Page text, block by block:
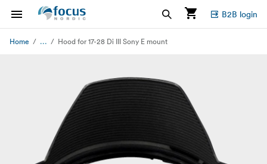
B2B login
Home ... Hood for 17-28 Di III Sony E mount